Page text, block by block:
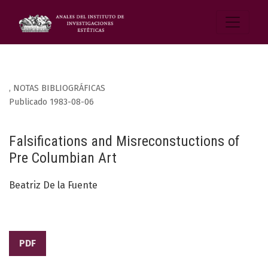
, NOTAS BIBLIOGRÁFICAS
Falsifications and Misreconstuctions of
Pre Columbian Art
Publicado 1983-08-06
Beatriz De la Fuente
PDF